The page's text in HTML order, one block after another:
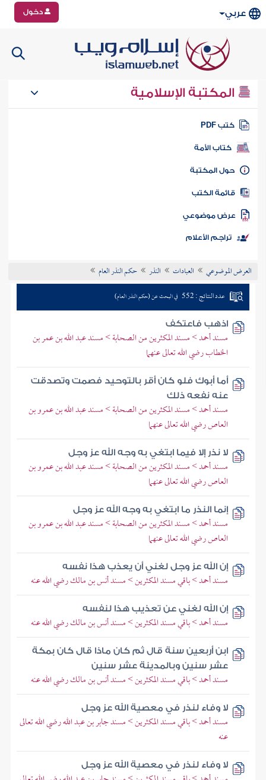
عربي دخول
المكتبة الإسلامية
كتب PDF
كتاب الأمة
المكتبة
الكتب
موضوعي
تراجم الأعلام
العرض الموضوعي العبادات النذر حكم النذر العام
عدد النتائج : 552 في البحث عن (حكم النذر العام)
اذهب فاعتكف
مسند أحمد > مسند المكثرين من الصحابة > مسند عبد الله بن عمر بن
الخطاب رضي الله تعالى عنهما
أما أبوك فلو كان أقر بالتوحيد فصمت وتصدقت
عنه نفعه ذلك
مسند أحمد > مسند المكثرين من الصحابة > مسند عبد الله بن عمرو بن
العاص رضي الله تعالى عنهما
لا نذر إلا فيما ابتغي به وجه الله عز وجل
مسند أحمد > مسند المكثرين من الصحابة > مسند عبد الله بن عمرو بن
العاص رضي الله تعالى عنهما
إنما النذر ما ابتغي به وجه الله عز وجل
مسند أحمد > مسند المكثرين من الصحابة > مسند عبد الله بن عمرو بن
العاص رضي الله تعالى عنهما
إن الله عز وجل لغني أن يعذب هذا نفسه
مسند أحمد > باقي مسند المكثرين > مسند أنس بن مالك رضي الله عنه
إن الله لغني عن تعذيب هذا لنفسه
مسند أحمد > باقي مسند المكثرين > مسند أنس بن مالك رضي الله عنه
ابن أربعين سنة قال ثم كان ماذا قال كان بمكة
عشر سنين وبالمدينة عشر سنين
مسند أحمد > باقي مسند المكثرين > مسند أنس بن مالك رضي الله عنه
لا وفاء لنذر في معصية الله عز وجل
مسند أحمد > باقي مسند المكثرين > مسند جابر بن عبد الله رضي الله تعالى
عنه
لا وفاء لنذر في معصية الله عز وجل